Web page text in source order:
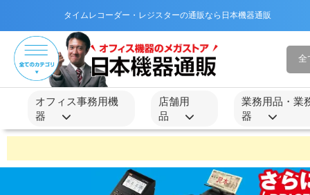
タイムレコーダー・レジスターの通販なら日本機器通販
オフィス事務用機
器
店舗用
品
業務用品・業
器